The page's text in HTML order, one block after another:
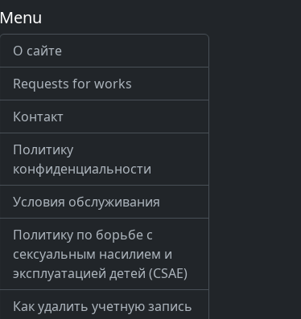
Menu
О сайте
Requests for works
Контакт
Политику
конфиденциальности
Условия обслуживания
Политику по борьбе с
сексуальным насилием и
эксплуатацией детей (CSAE)
Как удалить учетную запись